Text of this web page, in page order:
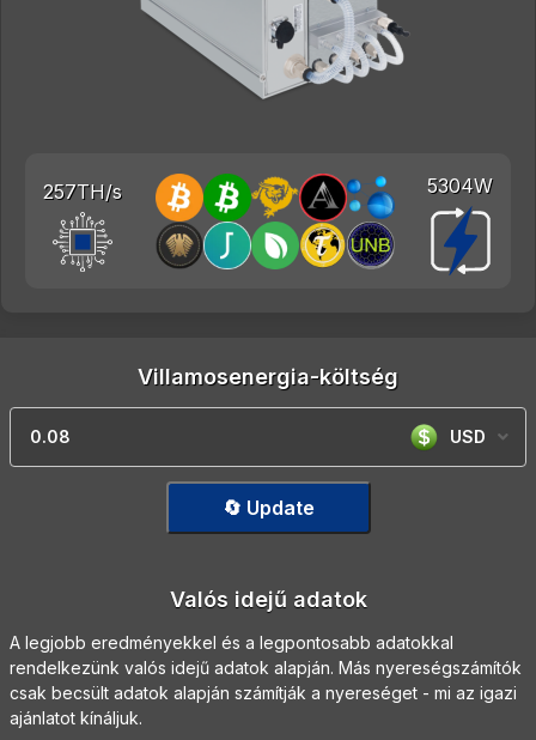
257TH/s 5304W
Villamosenergia-költség
USD
🔄 Update
Valós idejű adatok
A legjobb eredményekkel és a legpontosabb adatokkal
rendelkezünk valós idejű adatok alapján. Más nyereségszámítók
csak becsült adatok alapján számítják a nyereséget - mi az igazi
ajánlatot kínáljuk.